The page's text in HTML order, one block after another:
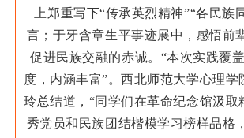
上郑重写下“传承英烈精神”“各民族
言；于牙含章生平事迹展中，感悟前
促进民族交融的赤诚。 “本次实践覆
度，内涵丰富”。西北师范大学心理学
玲总结道，“同学们在革命纪念馆汲取
秀党员和民族团结楷模学习榜样品格